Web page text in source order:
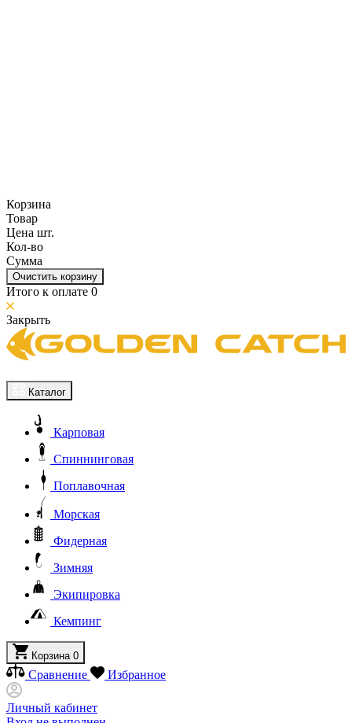
Корзина
Товар
Цена шт.
Кол-во
Сумма
Очистить корзину
Итого к оплате 0
Закрыть
Каталог
Карповая
Спиннинговая
Поплавочная
Морская
Фидерная
Зимняя
Экипировка
Кемпинг
Корзина 0
Сравнение Избранное
Личный кабинет